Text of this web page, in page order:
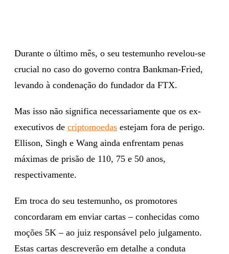
Durante o último mês, o seu testemunho revelou-se
crucial no caso do governo contra Bankman-Fried,
levando à condenação do fundador da FTX.
Mas isso não significa necessariamente que os ex-
executivos de criptomoedas estejam fora de perigo.
Ellison, Singh e Wang ainda enfrentam penas
máximas de prisão de 110, 75 e 50 anos,
respectivamente.
Em troca do seu testemunho, os promotores
concordaram em enviar cartas – conhecidas como
moções 5K – ao juiz responsável pelo julgamento.
Estas cartas descreverão em detalhe a conduta